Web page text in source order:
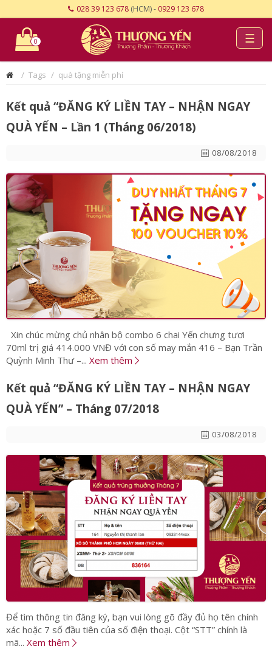
028 39 123 678 (HCM) - 0929 123 678
☰
0
Tags quà tặng miễn phí
Kết quả “ĐĂNG KÝ LIỀN TAY – NHẬN NGAY
QUÀ YẾN – Lần 1 (Tháng 06/2018)
08/08/2018
Xin chúc mừng chủ nhân bộ combo 6 chai Yến chưng tươi
70ml trị giá 414.000 VNĐ với con số may mắn 416 – Bạn Trần
Quỳnh Minh Thư –... Xem thêm
Kết quả “ĐĂNG KÝ LIỀN TAY – NHẬN NGAY
QUÀ YẾN” – Tháng 07/2018
03/08/2018
Để tìm thông tin đăng ký, bạn vui lòng gõ đầy đủ họ tên chính
xác hoặc 7 số đầu tiên của số điện thoại. Cột “STT” chính là
mã... Xem thêm